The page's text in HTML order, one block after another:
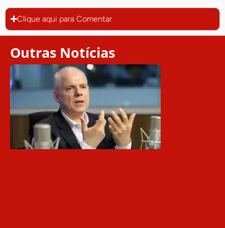
Clique aqui para Comentar
Outras Notícias